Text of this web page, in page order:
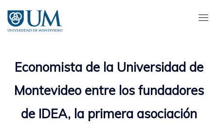
contenido
principal
Economista de la Universidad de
Montevideo entre los fundadores
de IDEA, la primera asociación